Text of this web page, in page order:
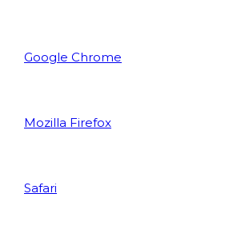
Google Chrome
Mozilla Firefox
Safari